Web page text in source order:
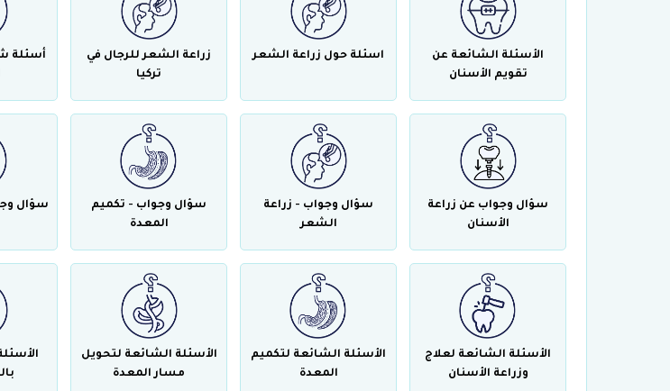
الأسئلة الشائعة عن
تقويم الأسنان
اسئلة حول زراعة الشعر
زراعة الشعر للرجال في
تركيا
أسئلة
سؤال وجواب عن زراعة
الأسنان
سؤال وجواب - زراعة
الشعر
سؤال وجواب - تكميم
المعدة
سؤال
الأسئلة الشائعة لعلاج
وزراعة الأسنان
الأسئلة الشائعة لتكميم
المعدة
الأسئلة الشائعة لتحويل
مسار المعدة